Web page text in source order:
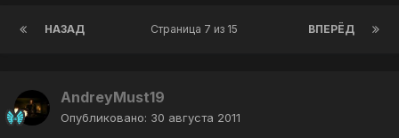
НАЗАД ВПЕРЁД
Страница 7 из 15
AndreyMust19
Опубликовано: 30 августа 2011